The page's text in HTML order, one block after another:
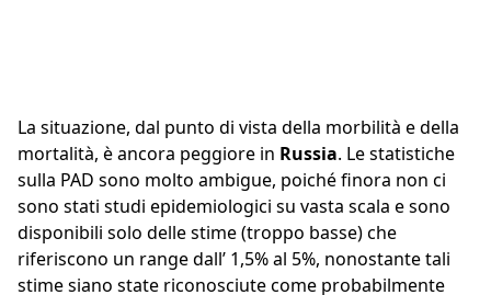
La situazione, dal punto di vista della morbilità e della
mortalità, è ancora peggiore in Russia. Le statistiche
sulla PAD sono molto ambigue, poiché finora non ci
sono stati studi epidemiologici su vasta scala e sono
disponibili solo delle stime (troppo basse) che
riferiscono un range dall’ 1,5% al 5%, nonostante tali
stime siano state riconosciute come probabilmente